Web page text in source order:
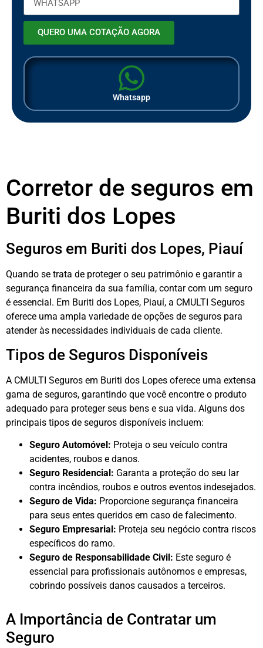
QUERO UMA COTAÇÃO AGORA
Whatsapp
Corretor de seguros em
Buriti dos Lopes
Seguros em Buriti dos Lopes, Piauí
Quando se trata de proteger o seu patrimônio e garantir a
segurança financeira da sua família, contar com um seguro
é essencial. Em Buriti dos Lopes, Piauí, a CMULTI Seguros
oferece uma ampla variedade de opções de seguros para
atender às necessidades individuais de cada cliente.
Tipos de Seguros Disponíveis
A CMULTI Seguros em Buriti dos Lopes oferece uma extensa
gama de seguros, garantindo que você encontre o produto
adequado para proteger seus bens e sua vida. Alguns dos
principais tipos de seguros disponíveis incluem:
Seguro Automóvel: Proteja o seu veículo contra
acidentes, roubos e danos.
Seguro Residencial: Garanta a proteção do seu lar
contra incêndios, roubos e outros eventos indesejados.
Seguro de Vida: Proporcione segurança financeira
para seus entes queridos em caso de falecimento.
Seguro Empresarial: Proteja seu negócio contra riscos
específicos do ramo.
Seguro de Responsabilidade Civil: Este seguro é
essencial para profissionais autônomos e empresas,
cobrindo possíveis danos causados a terceiros.
A Importância de Contratar um
Seguro